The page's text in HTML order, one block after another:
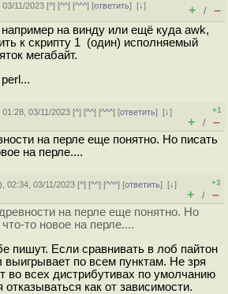
03/11/2023 [^] [^^] [^^^] [ответить][↓]
+ / –
на винду или ещё куда awk,
к скрипту 1 (один) исполняемый
мегабайт.
01:28, 03/11/2023 [^] [^^] [^^^] [ответить][↓]
+1
+ / –
на перле еще понятно. Но писать
на перле....
), 02:34, 03/11/2023 [^] [^^] [^^^] [ответить][↓]
+3
+ / –
на перле еще понятно. Но
то новое на перле....
пишут. Если сравнивать в лоб пайтон
выигрывает по всем пунктам. Не зря
во всех дистрибутивах по умолчанию
отказываться как от зависимости.